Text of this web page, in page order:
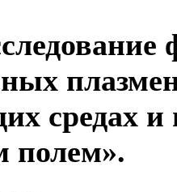
средах и
полем».